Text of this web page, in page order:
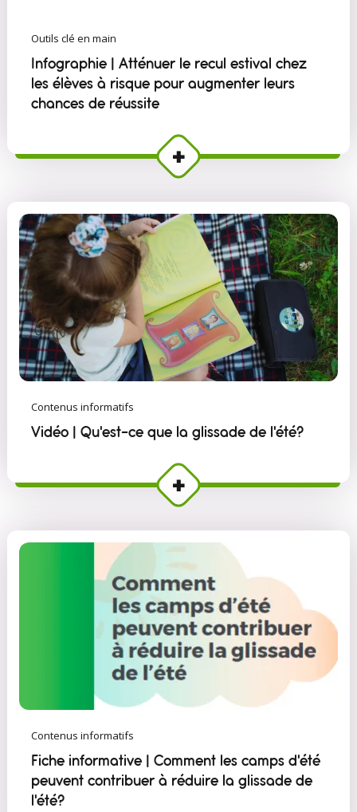
Outils clé en main
Infographie | Atténuer le recul estival chez
les élèves à risque pour augmenter leurs
chances de réussite
Contenus informatifs
Vidéo | Qu'est-ce que la glissade de l'été?
Contenus informatifs
Fiche informative | Comment les camps d'été
peuvent contribuer à réduire la glissade de
l'été?